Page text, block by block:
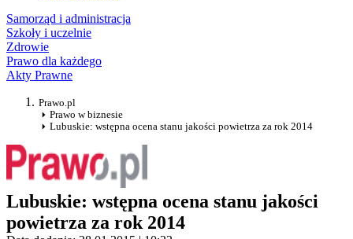
Samorząd i administracja
Szkoły i uczelnie
Zdrowie
Prawo dla każdego
Akty Prawne
Prawo.pl
Prawo w biznesie
Lubuskie: wstępna ocena stanu jakości powietrza za rok 2014
Lubuskie: wstępna ocena stanu jakości
powietrza za rok 2014